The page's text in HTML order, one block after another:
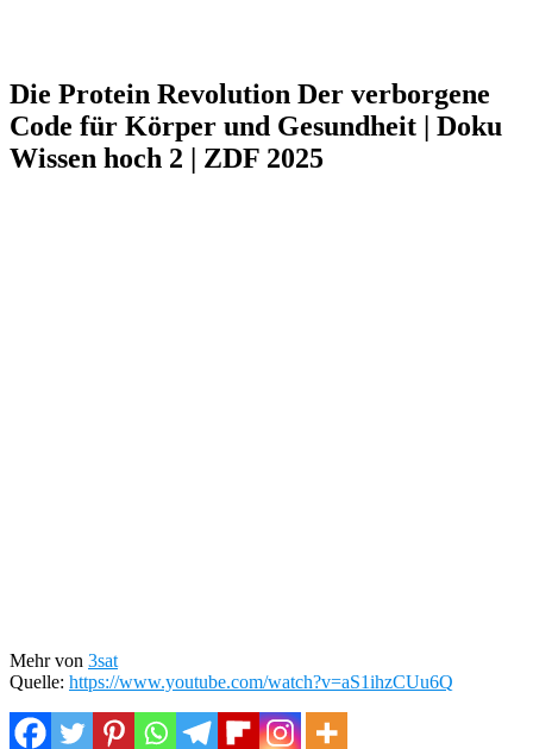
Die Protein Revolution Der verborgene
Code für Körper und Gesundheit | Doku
Wissen hoch 2 | ZDF 2025
Mehr von 3sat
Quelle: https://www.youtube.com/watch?v=aS1ihzCUu6Q